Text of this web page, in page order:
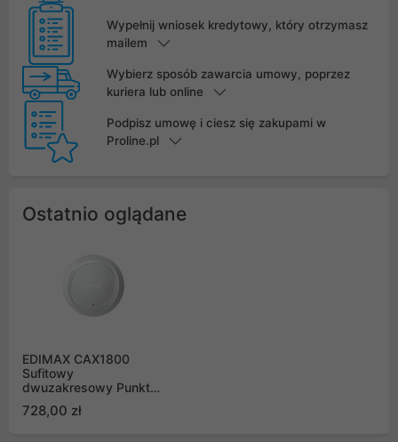
Wypełnij wniosek kredytowy, który otrzymasz
mailem
Wybierz sposób zawarcia umowy, poprzez
kuriera lub online
Podpisz umowę i ciesz się zakupami w
Proline.pl
Ostatnio oglądane
EDIMAX CAX1800
Sufitowy
dwuzakresowy Punkt
Wi-Fi 6
728,00 zł